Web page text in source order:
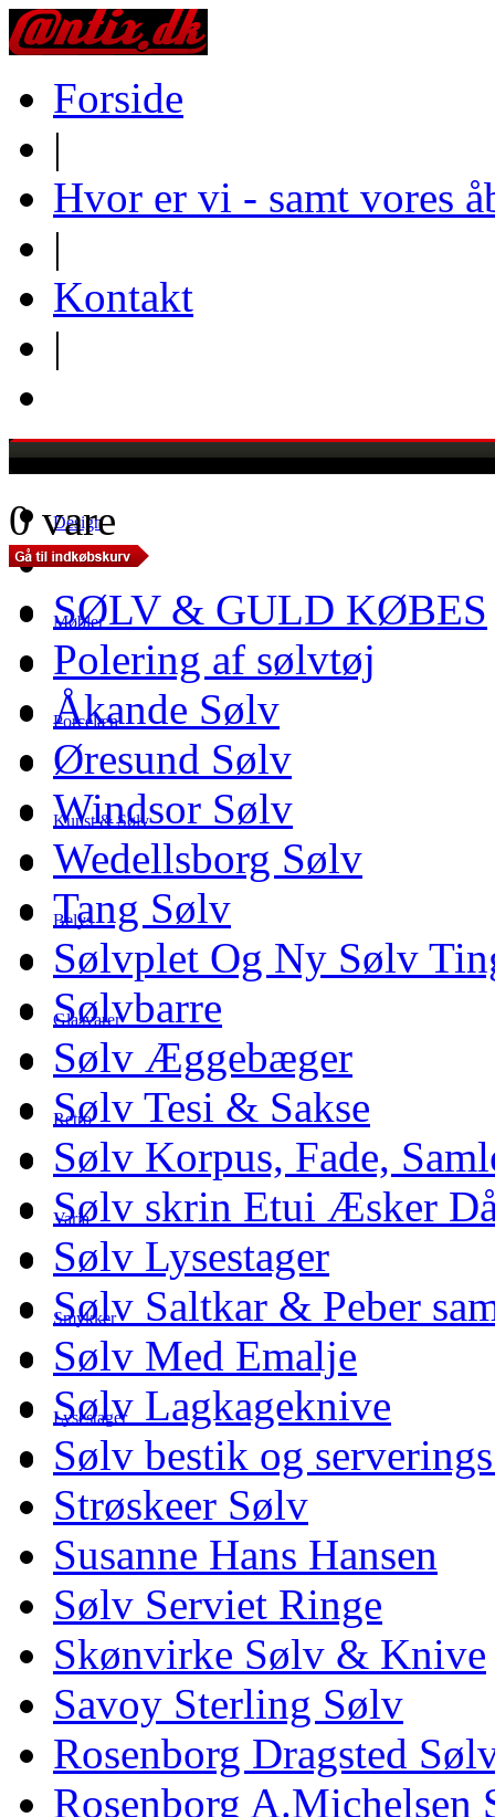
Forside
|
Hvor er vi - samt vores
|
Kontakt
|
Design
Møbler
Porcelæn
Kunst & Sølv
Belys
Glasvarer
Retro
Varia
Smykker
Lysestager
0 vare
SØLV & GULD KØBES
Polering af sølvtøj
Åkande Sølv
Øresund Sølv
Windsor Sølv
Wedellsborg Sølv
Tang Sølv
Sølvplet Og Ny Sølv
Sølvbarre
Sølv Æggebæger
Sølv Tesi & Sakse
Sølv Korpus, Fade,
Sølv skrin Etui Æsker
Sølv Lysestager
Sølv Saltkar & Peber
Sølv Med Emalje
Sølv Lagkageknive
Sølv bestik og
Strøskeer Sølv
Susanne Hans Hansen
Sølv Serviet Ringe
Skønvirke Sølv & Knive
Savoy Sterling Sølv
Rosenborg Dragsted
Rosenborg A.Michelsen